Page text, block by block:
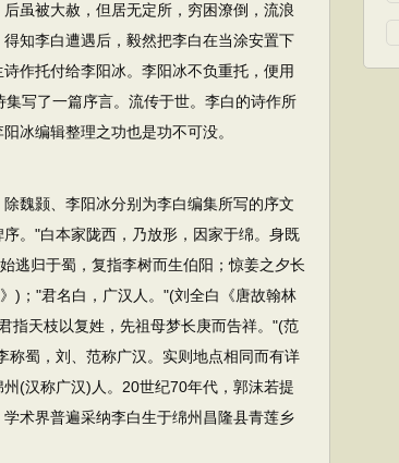
虽被大赦，但居无定所，穷困潦倒，流浪
知李白遭遇后，毅然把李白在当涂安置下
作托付给李阳冰。李阳冰不负重托，便用
写了一篇序言。流传于世。李白的诗作所
冰编辑整理之功也是功不可没。
魏颢、李阳冰分别为李白编集所写的序文
。"白本家陇西，乃放形，因家于绵。身既
逃归于蜀，复指李树而生伯阳；惊姜之夕长
)；"君名白，广汉人。"(刘全白《唐故翰林
指天枝以复姓，先祖母梦长庚而告祥。"(范
称蜀，刘、范称广汉。实则地点相同而有详
(汉称广汉)人。20世纪70年代，郭沫若提
术界普遍采纳李白生于绵州昌隆县青莲乡